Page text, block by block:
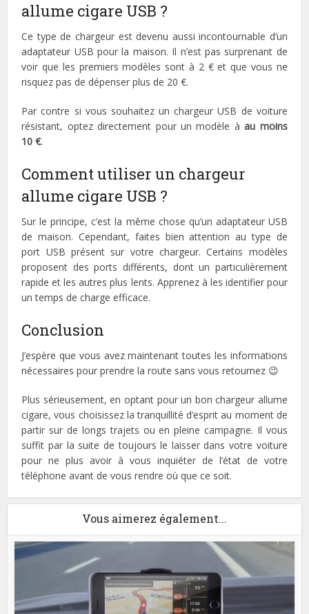
allume cigare USB ?
Ce type de chargeur est devenu aussi incontournable d’un
adaptateur USB pour la maison. Il n’est pas surprenant de
voir que les premiers modèles sont à 2 € et que vous ne
risquez pas de dépenser plus de 20 €.
Par contre si vous souhaitez un chargeur USB de voiture
résistant, optez directement pour un modèle àau moins
10 €.
Comment utiliser un chargeur
allume cigare USB ?
Sur le principe, c’est la même chose qu’un adaptateur USB
de maison. Cependant, faites bien attention au type de
port USB présent sur votre chargeur. Certains modèles
proposent des ports différents, dont un particulièrement
rapide et les autres plus lents. Apprenez à les identifier pour
un temps de charge efficace.
Conclusion
J’espère que vous avez maintenant toutes les informations
nécessaires pour prendre la route sans vous retournez 😉
Plus sérieusement, en optant pour un bon chargeur allume
cigare, vous choisissez la tranquillité d’esprit au moment de
partir sur de longs trajets ou en pleine campagne. Il vous
suffit par la suite de toujours le laisser dans votre voiture
pour ne plus avoir à vous inquiéter de l’état de votre
téléphone avant de vous rendre où que ce soit.
Vous aimerez également...